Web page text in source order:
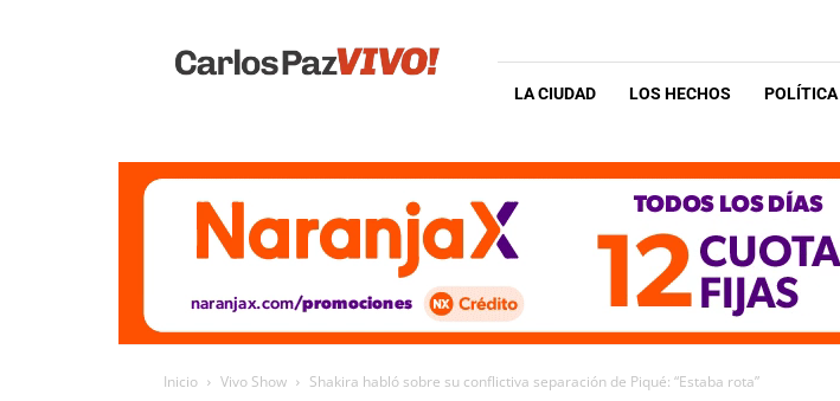
Vivo
LA CIUDAD LOS HECHOS POLÍTICA
Inicio Vivo Show Shakira habló sobre su conflictiva separación de Piqué: “Estaba rota”